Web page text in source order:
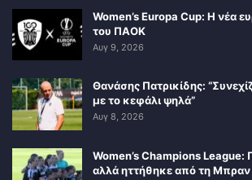
Women’s Europa Cup: Η νέα
του ΠΑΟΚ
Αυγ 9, 2026
Θανάσης Πατρικίδης:
με το κεφάλι ψηλά”
Αυγ 8, 2026
Women’s Champions
αλλά ηττήθηκε από τη Μπραν